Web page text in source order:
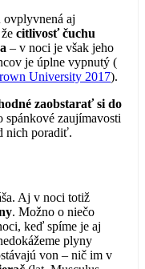
aj
žecitlivosť čuchu
– v noci je však jeho
je úplne vypnutý (
University 2017).
zaobstarať si do
spánkové zaujímavosti
nich poradiť.
Aj v noci totiž
. Možno o niečo
keď spíme je aj
plyny
von – nič im v